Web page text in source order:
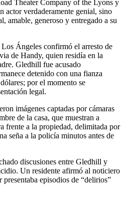
Theater Company of the Lyons y
actor verdaderamente genial, sino
amable, generoso y entregado a su
Ángeles confirmó el arresto de
de Handy, quien residía en la
Gledhill fue acusado
detenido con una fianza
por el momento se
legal.
imágenes captadas por cámaras
de la casa, que muestran a
frente a la propiedad, delimitada por
seña a la policía minutos antes de
discusiones entre Gledhill y
Un residente afirmó al noticiero
episodios de “delirios”